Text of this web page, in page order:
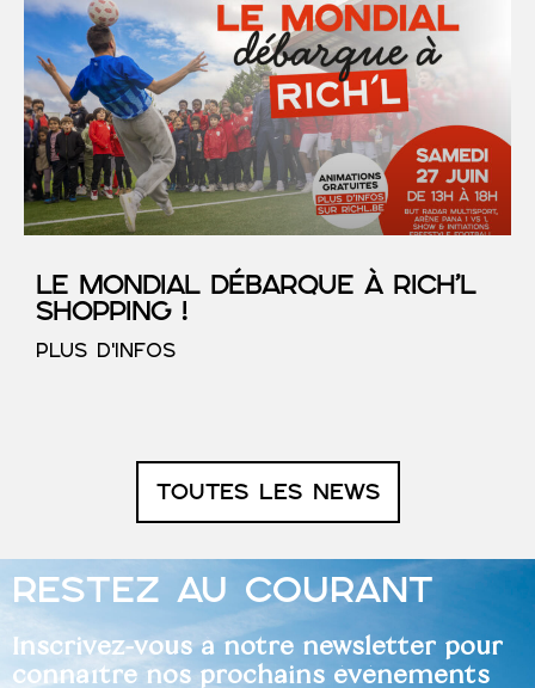
Le Mondial débarque à RICH’L
Shopping !
PLUS D'INFOS
TOUTES LES NEWS
RESTEZ AU COURANT
Inscrivez-vous à notre newsletter pour
connaître nos prochains événements